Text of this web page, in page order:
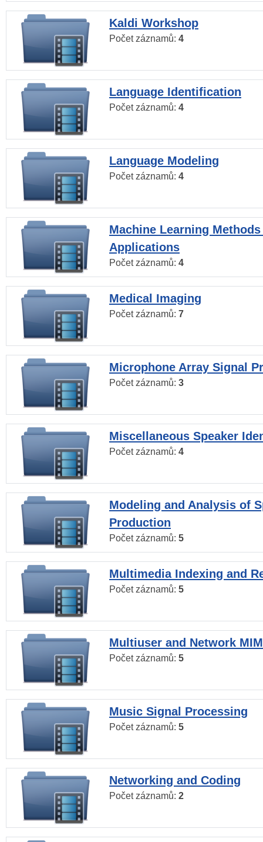
Kaldi Workshop
Počet záznamů: 4
Language Identification
Počet záznamů: 4
Language Modeling
Počet záznamů: 4
Machine Learning
Applications
Počet záznamů: 4
Medical Imaging
Počet záznamů: 7
Microphone Array Signal
Počet záznamů: 3
Miscellaneous Speaker
Počet záznamů: 4
Modeling and Analysis of
Production
Počet záznamů: 5
Multimedia Indexing and
Počet záznamů: 5
Multiuser and Network
Počet záznamů: 5
Music Signal Processing
Počet záznamů: 5
Networking and Coding
Počet záznamů: 2